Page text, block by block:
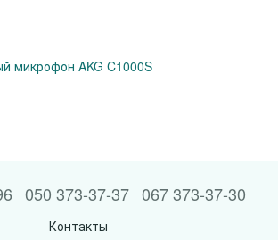
микрофон AKG C1000S
050 373-37-37 067 373-37-30
Контакты